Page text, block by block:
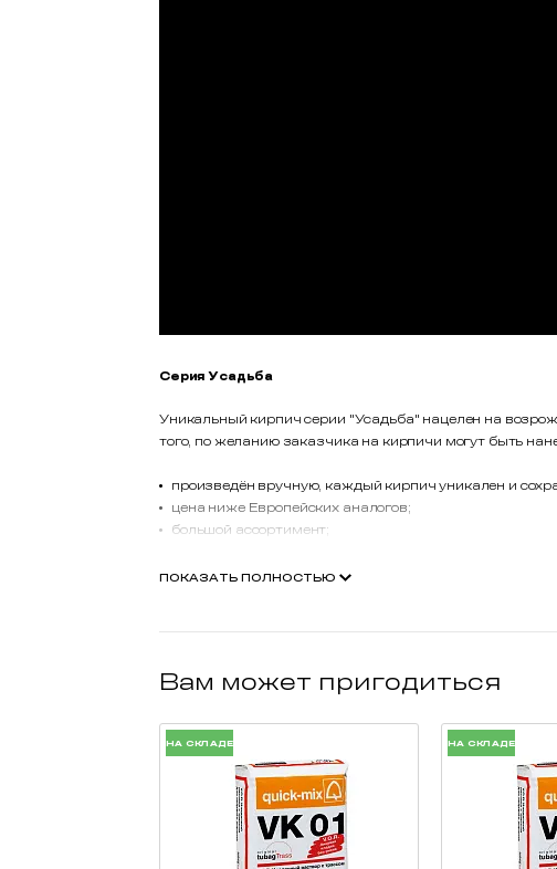
Серия Усадьба
Уникальный кирпич серии "Усадьба" нацелен на
того, по желанию заказчика на кирпичи могут быть
произведён вручную, каждый кирпич уникален и
цена ниже Европейских аналогов;
большой ассортимент;
морозостойкость более 170 циклов;
ПОКАЗАТЬ ПОЛНОСТЬЮ
Вам может пригодиться
НА СКЛАДЕ НА СКЛАДЕ